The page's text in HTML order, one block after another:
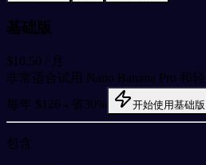
基础版
$10.50 / 月
非常适合试用 Nano Banana Pro 和
每年 $126 - 省30%
开始使用基础版
包含